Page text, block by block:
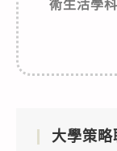
術生活學
大學策略